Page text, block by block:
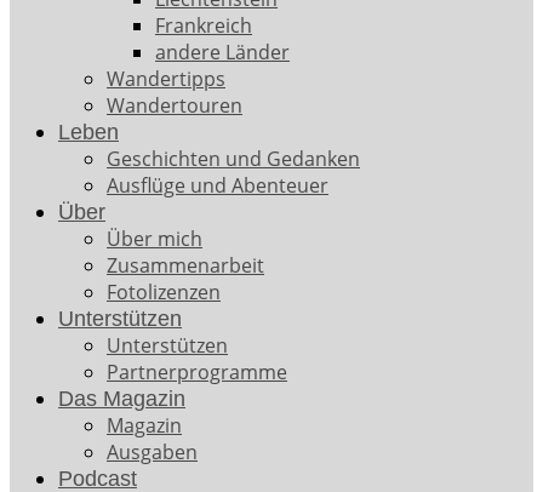
Frankreich
andere Länder
Wandertipps
Wandertouren
Leben
Geschichten und Gedanken
Ausflüge und Abenteuer
Über
Über mich
Zusammenarbeit
Fotolizenzen
Unterstützen
Unterstützen
Partnerprogramme
Das Magazin
Magazin
Ausgaben
Podcast